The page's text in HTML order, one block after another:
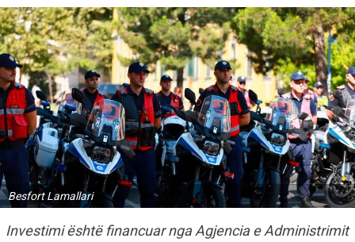
Besfort Lamallari
Investimi është financuar nga Agjencia e Administrimit